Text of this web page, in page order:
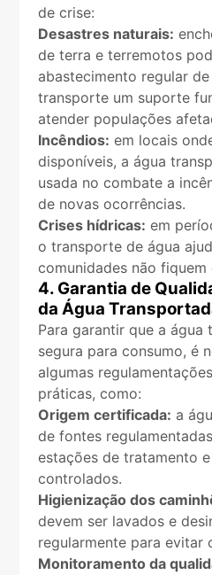
de crise:
Desastres naturais:
de terra e terremotos
abastecimento regular
transporte um suporte
atender populações
Incêndios: em locais
disponíveis, a água
usada no combate a
de novas ocorrências.
Crises hídricas: em
o transporte de água
comunidades não fiquem
4. Garantia de
da Água
Para garantir que a água
segura para consumo, é
algumas
práticas, como:
Origem certificada: a
de fontes
estações de tratamento
controlados.
Higienização dos
devem ser lavados e
regularmente para evitar
Monitoramento da